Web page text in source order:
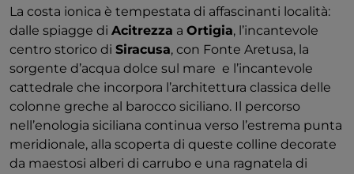
La costa ionica è tempestata di affascinanti località:
dalle spiagge di Acitrezza a Ortigia, l’incantevole
centro storico di Siracusa, con Fonte Aretusa, la
sorgente d’acqua dolce sul mare e l’incantevole
cattedrale che incorpora l’architettura classica delle
colonne greche al barocco siciliano. Il percorso
nell’enologia siciliana continua verso l’estrema punta
meridionale, alla scoperta di queste colline decorate
da maestosi alberi di carrubo e una ragnatela di